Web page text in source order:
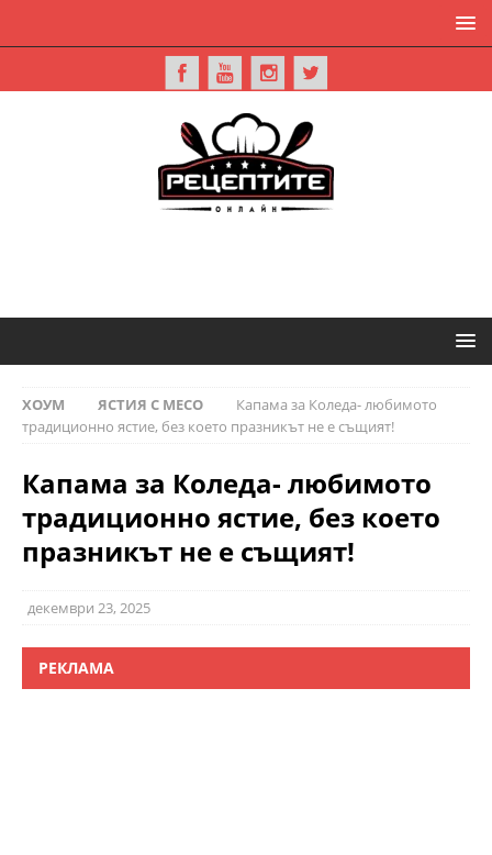
ХОУМ ЯСТИЯ С МЕСО
Капама за Коледа- любимото
традиционно ястие, без което празникът не е същият!
Капама за Коледа- любимото
традиционно ястие, без което
празникът не е същият!
декември 23, 2025
РЕКЛАМА